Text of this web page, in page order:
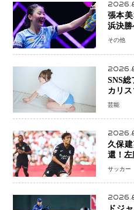
張本
浜決
撃破
その他
SNS
カリ
が11
芸能
久保
還！
サッカー